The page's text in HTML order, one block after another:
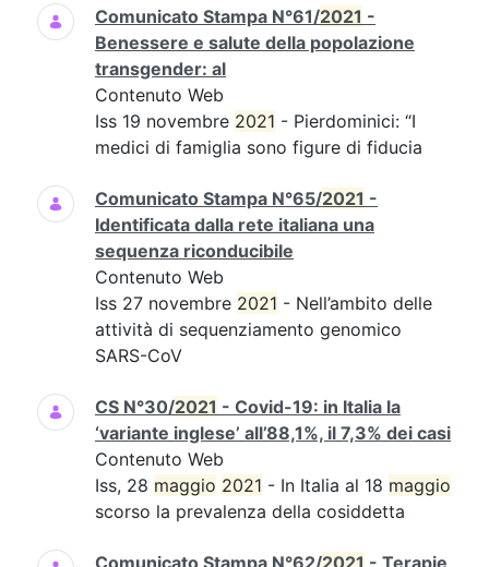
Comunicato Stampa N°61/2021 -
Benessere e salute della popolazione
transgender: al
Contenuto Web
Iss 19 novembre 2021 - Pierdominici: “I
medici di famiglia sono figure di fiducia
Comunicato Stampa N°65/2021 -
Identificata dalla rete italiana una
sequenza riconducibile
Contenuto Web
Iss 27 novembre 2021 - Nell’ambito delle
attività di sequenziamento genomico
SARS-CoV
CS N°30/2021 - Covid-19: in Italia la
‘variante inglese’ all’88,1%, il 7,3% dei casi
Contenuto Web
Iss, 28 maggio 2021 - In Italia al 18 maggio
scorso la prevalenza della cosiddetta
Comunicato Stampa N°62/2021 - Terapie